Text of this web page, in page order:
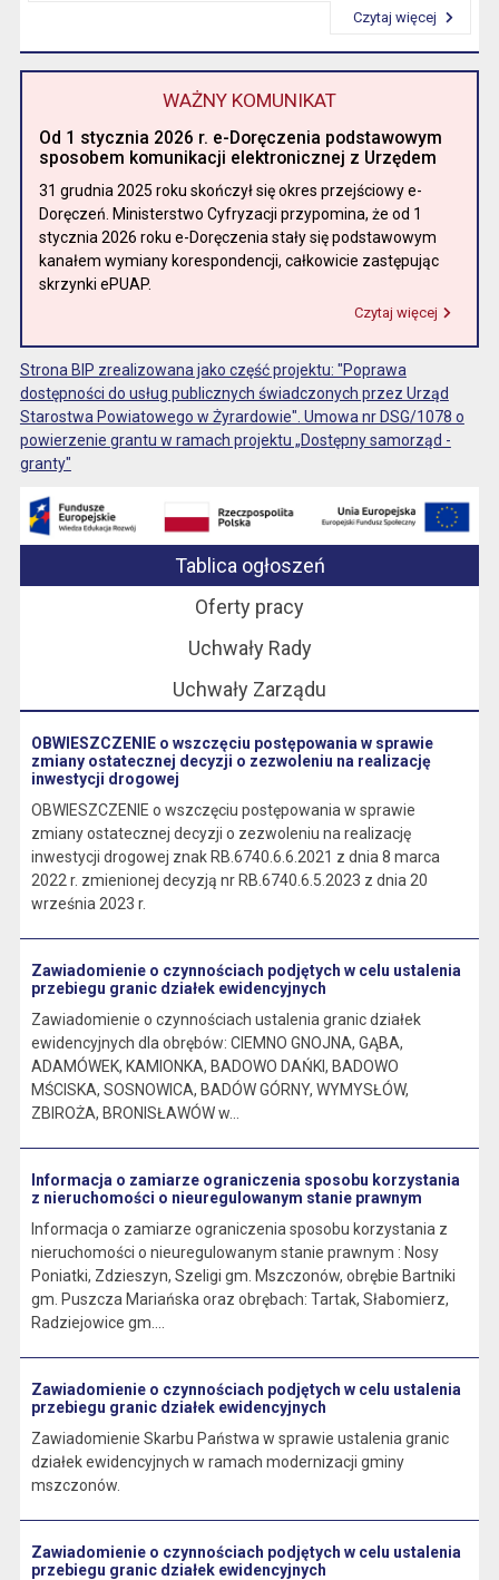
Czytaj więcej
WAŻNY KOMUNIKAT
Od 1 stycznia 2026 r. e-Doręczenia podstawowym
sposobem komunikacji elektronicznej z Urzędem
31 grudnia 2025 roku skończył się okres przejściowy e-
Doręczeń. Ministerstwo Cyfryzacji przypomina, że od 1
stycznia 2026 roku e-Doręczenia stały się podstawowym
kanałem wymiany korespondencji, całkowicie zastępując
skrzynki ePUAP.
Czytaj więcej
Strona BIP zrealizowana jako część projektu: "Poprawa
dostępności do usług publicznych świadczonych przez Urząd
Starostwa Powiatowego w Żyrardowie". Umowa nr DSG/1078 o
powierzenie grantu w ramach projektu „Dostępny samorząd -
granty"
Tablica ogłoszeń
Oferty pracy
Uchwały Rady
Uchwały Zarządu
OBWIESZCZENIE o wszczęciu postępowania w sprawie
zmiany ostatecznej decyzji o zezwoleniu na realizację
inwestycji drogowej
OBWIESZCZENIE o wszczęciu postępowania w sprawie
zmiany ostatecznej decyzji o zezwoleniu na realizację
inwestycji drogowej znak RB.6740.6.6.2021 z dnia 8 marca
2022 r. zmienionej decyzją nr RB.6740.6.5.2023 z dnia 20
września 2023 r.
Zawiadomienie o czynnościach podjętych w celu ustalenia
przebiegu granic działek ewidencyjnych
Zawiadomienie o czynnościach ustalenia granic działek
ewidencyjnych dla obrębów: CIEMNO GNOJNA, GĄBA,
ADAMÓWEK, KAMIONKA, BADOWO DAŃKI, BADOWO
MŚCISKA, SOSNOWICA, BADÓW GÓRNY, WYMYSŁÓW,
ZBIROŻA, BRONISŁAWÓW w...
Informacja o zamiarze ograniczenia sposobu korzystania
z nieruchomości o nieuregulowanym stanie prawnym
Informacja o zamiarze ograniczenia sposobu korzystania z
nieruchomości o nieuregulowanym stanie prawnym : Nosy
Poniatki, Zdzieszyn, Szeligi gm. Mszczonów, obrębie Bartniki
gm. Puszcza Mariańska oraz obrębach: Tartak, Słabomierz,
Radziejowice gm....
Zawiadomienie o czynnościach podjętych w celu ustalenia
przebiegu granic działek ewidencyjnych
Zawiadomienie Skarbu Państwa w sprawie ustalenia granic
działek ewidencyjnych w ramach modernizacji gminy
mszczonów.
Zawiadomienie o czynnościach podjętych w celu ustalenia
przebiegu granic działek ewidencyjnych